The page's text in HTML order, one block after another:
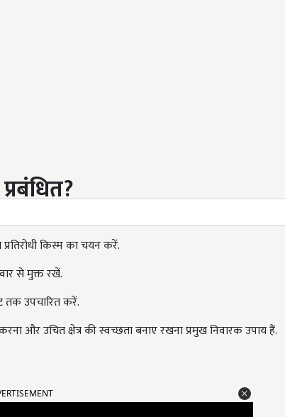
किस्म का चयन करें.
से मुक्त रखें.
तक उपचारित करें.
और उचित क्षेत्र की स्वच्छता बनाए रखना प्रमुख निवारक उपाय हैं.